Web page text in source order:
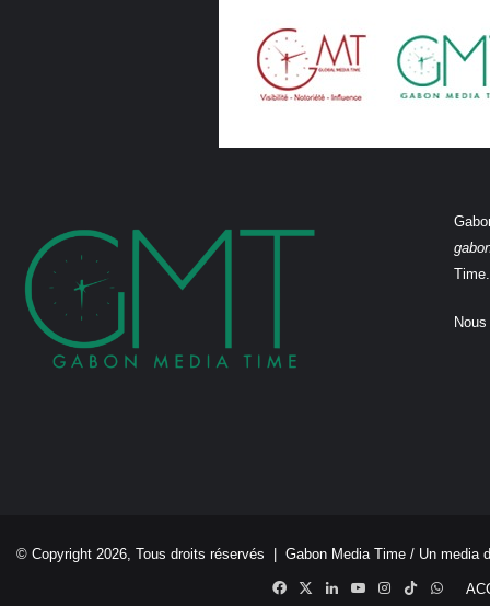
Time.
© Copyright 2026, Tous droits réservés | Gabon Media Time / Un media
Facebook
X LinkedinYouTubeInstagram
TikTok